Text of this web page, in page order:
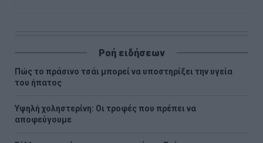
Ροή ειδήσεων
Πώς το πράσινο τσάι μπορεί να υποστηρίξει την υγεία
του ήπατος
Υψηλή χοληστερίνη: Οι τροφές που πρέπει να
αποφεύγουμε